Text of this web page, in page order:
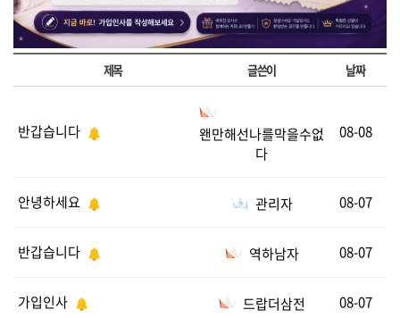
제목 글쓴이 날짜
반갑습니다
왠만해선나를막을수없
다
08-08
안녕하세요 관리자 08-07
반갑습니다 역하남자 08-07
가입인사 드랍더삼전 08-07